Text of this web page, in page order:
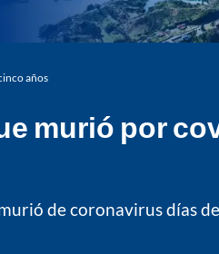
años
murió por
de coronavirus días